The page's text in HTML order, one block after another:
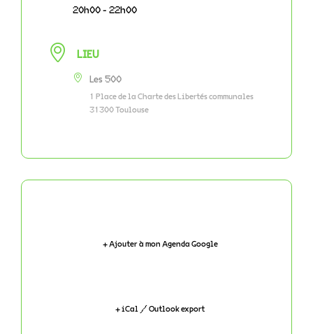
20h00 - 22h00
LIEU
Les 500
1 Place de la Charte des Libertés communales
31300 Toulouse
+ Ajouter à mon Agenda Google
+ iCal / Outlook export